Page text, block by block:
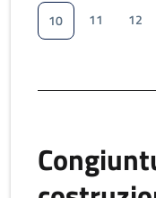
10
11 12